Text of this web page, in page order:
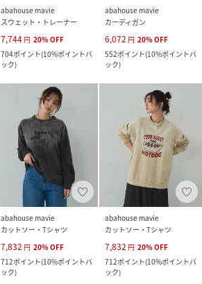
abahouse mavie
スウェット・トレーナー
7,744 円 20%OFF
704ポイント(10%ポイントバ
ック)
abahouse mavie
カーディガン
6,072 円 20%OFF
552ポイント(10%ポイントバ
ック)
abahouse mavie
カットソー・Tシャツ
7,832 円 20%OFF
712ポイント(10%ポイントバ
ック)
abahouse mavie
カットソー・Tシャツ
7,832 円 20%OFF
712ポイント(10%ポイントバ
ック)